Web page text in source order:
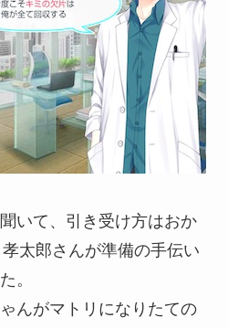
いて、引き受け方はおか
太郎さんが準備の手伝い
。
んがマトリになりたての